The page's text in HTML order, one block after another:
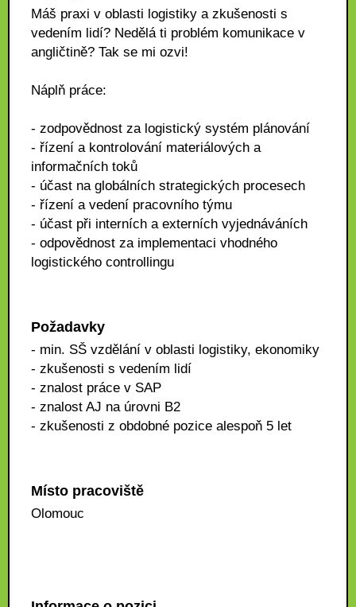
Máš praxi v oblasti logistiky a zkušenosti s
vedením lidí? Nedělá ti problém komunikace v
angličtině? Tak se mi ozvi!
Náplň práce:
- zodpovědnost za logistický systém plánování
- řízení a kontrolování materiálových a
informačních toků
- účast na globálních strategických procesech
- řízení a vedení pracovního týmu
- účast při interních a externích vyjednáváních
- odpovědnost za implementaci vhodného
logistického controllingu
Požadavky
- min. SŠ vzdělání v oblasti logistiky, ekonomiky
- zkušenosti s vedením lidí
- znalost práce v SAP
- znalost AJ na úrovni B2
- zkušenosti z obdobné pozice alespoň 5 let
Místo pracoviště
Olomouc